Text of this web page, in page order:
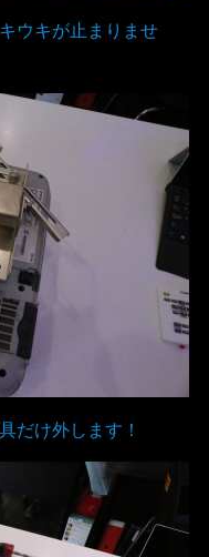
ウキが止まりませ
だけ外します！